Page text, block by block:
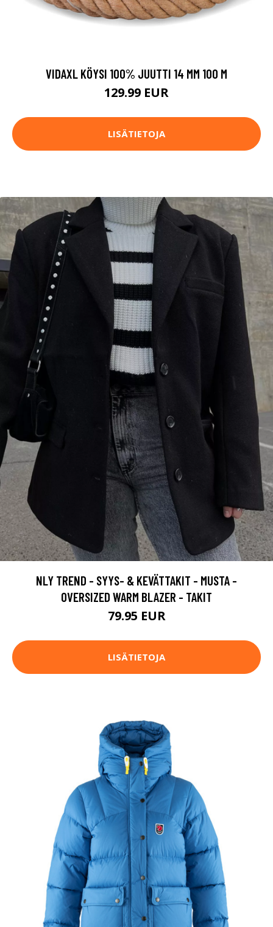
VIDAXL KÖYSI 100% JUUTTI 14 MM 100 M
129.99 EUR
LISÄTIETOJA
NLY TREND - SYYS- & KEVÄTTAKIT - MUSTA -
OVERSIZED WARM BLAZER - TAKIT
79.95 EUR
LISÄTIETOJA